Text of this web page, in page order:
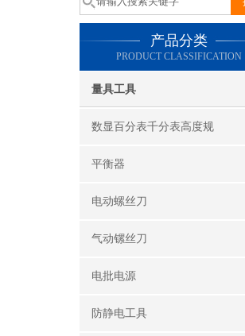
产品分类
PRODUCT CLASSIFICATION
量具工具
数显百分表千分表高度规
平衡器
电动螺丝刀
气动镙丝刀
电批电源
防静电工具